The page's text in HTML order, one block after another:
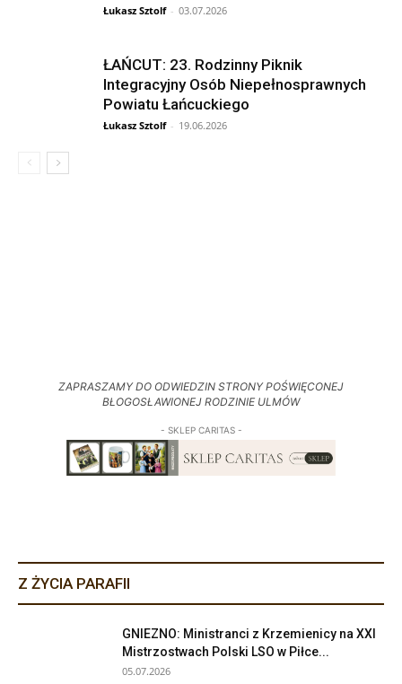
Łukasz Sztolf - 03.07.2026
ŁAŃCUT: 23. Rodzinny Piknik
Integracyjny Osób Niepełnosprawnych
Powiatu Łańcuckiego
Łukasz Sztolf - 19.06.2026
ZAPRASZAMY DO ODWIEDZIN STRONY POŚWIĘCONEJ
BŁOGOSŁAWIONEJ RODZINIE ULMÓW
- SKLEP CARITAS -
Z ŻYCIA PARAFII
GNIEZNO: Ministranci z Krzemienicy na XXI
Mistrzostwach Polski LSO w Piłce...
05.07.2026